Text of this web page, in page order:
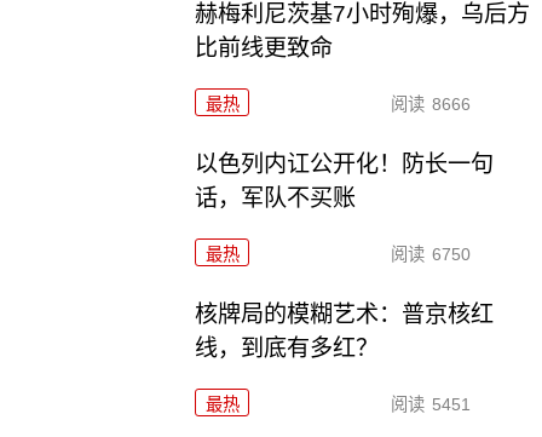
赫梅利尼茨基7小时殉爆，乌后方
比前线更致命
最热 阅读 8666
以色列内讧公开化！防长一句
话，军队不买账
最热 阅读 6750
核牌局的模糊艺术：普京核红
线，到底有多红？
最热 阅读 5451